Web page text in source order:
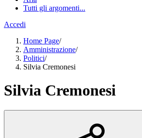
Tutti gli argomenti...
Accedi
Home Page/
Amministrazione/
Politici/
Silvia Cremonesi
Silvia Cremonesi